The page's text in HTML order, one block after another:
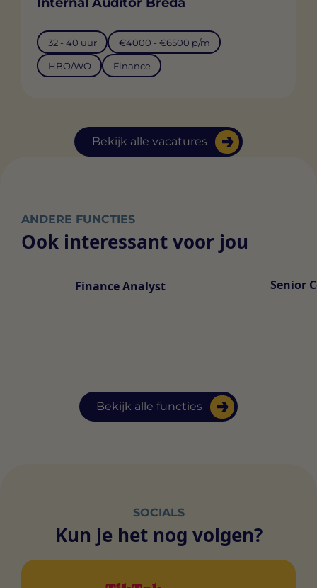
Bekijk alle vacatures
32 - 40 uur €4000 - €6500 p/m
HBO/WO Finance
ANDERE FUNCTIES
Ook interessant voor jou
Bekijk alle functies
Finance Analyst Senior
SOCIALS
Kun je het nog volgen?